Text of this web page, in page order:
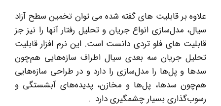
علاوه بر قابلیت های گفته شده می توان تخمین سطح آزاد
سیال، مدل‌سازی انواع جریان و تحلیل رفتار آنها را نیز جز
قابلیت های فلو تردی دانست است. این نرم افزار قابلیت
تحلیل جریان سه ‌بعدی سیال اطراف سازه‌هایی هم‌چون
سدها و پل‌ها را مدل‌سازی را دارد و در طراحی سازه‌هایی
هم‌چون سدها، پل‌ها و مخازن، پدیده‌های آبشستگی و
رسوب‌گذاری بسیار چشمگیری دارد .